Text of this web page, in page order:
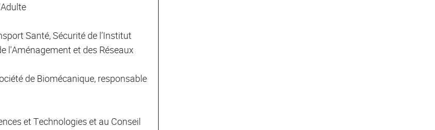
Santé, Sécurité de l’Institut
l'Aménagement et des Réseaux
de Biomécanique, responsable
et Technologies et au Conseil